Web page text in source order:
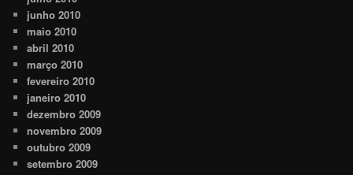
junho 2010
maio 2010
abril 2010
março 2010
fevereiro 2010
janeiro 2010
dezembro 2009
novembro 2009
outubro 2009
setembro 2009